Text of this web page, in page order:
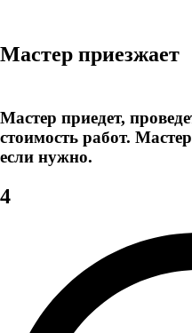
Мастер приезжает
Мастер приедет,
стоимость работ.
если нужно.
4